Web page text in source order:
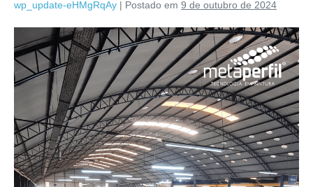
wp_update-eHMgRqAy | Postado em 9 de outubro de 2024